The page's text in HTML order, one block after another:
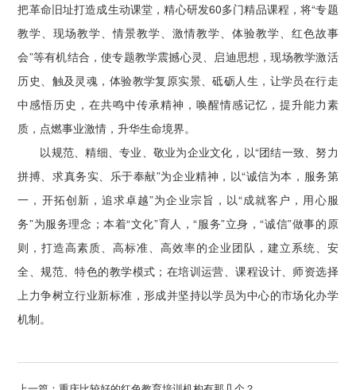
把革命旧址打造成生动课堂，精心研发60多门精品课程，将“专题
教学、现场教学、情景教学、激情教学、体验教学、红色故事
会”等有机结合，使专题教学震撼心灵、启迪思想，现场教学激活
历史、触及灵魂，体验教学复原实景、砥砺人生，让学员在行走
中感悟历史，在共鸣中传承精神，唤醒情感记忆，提升能力素
质，点燃事业激情，升华生命境界。
以规范、精细、专业、敬业为企业文化，以“团结一致、努力
拼搏、求真务实、乐于奉献”为企业精神，以“诚信为本，服务第
一，开拓创新，追求卓越”为企业宗旨，以“成就客户，用心服
务”为服务理念；本着“文化”育人，“服务”立身，“诚信”做事的原
则，打造高素质、高标准、高效率的企业团队，建立系统、安
全、规范、特色的教学模式；在培训运营、课程设计、师资选择
上力争树立行业新标准，形成并坚持以学员为中心的市场化办学
机制。